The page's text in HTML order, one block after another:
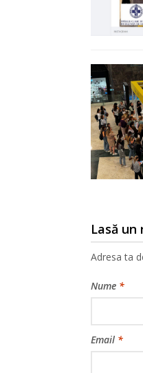
Lasă un
Adresa ta
Nume *
Email *